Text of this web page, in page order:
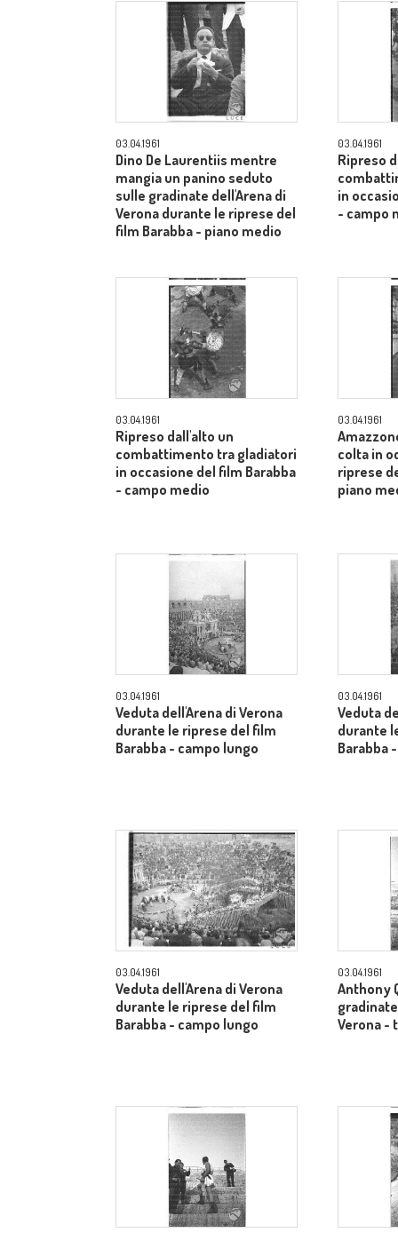
03.04.1961
Dino De Laurentiis mentre
mangia un panino seduto
sulle gradinate dell'Arena di
Verona durante le riprese del
film Barabba - piano medio
03.04.1961
Ripreso
in
- campo
03.04.1961
Ripreso dall'alto un
combattimento tra gladiatori
in occasione del film Barabba
- campo medio
03.04.1961
colta in
riprese
piano
03.04.1961
Veduta dell'Arena di Verona
durante le riprese del film
Barabba - campo lungo
03.04.1961
Veduta
durante
Barabba
03.04.1961
Veduta dell'Arena di Verona
durante le riprese del film
Barabba - campo lungo
03.04.1961
Anthony
Verona -